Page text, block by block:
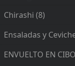
Chirashi (8)
Ensaladas y
ENVUELTO EN